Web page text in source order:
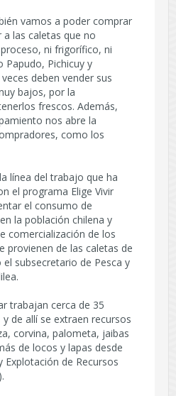
vamos a poder comprar
las caletas que no
ni frigorífico, ni
Pichicuy y
deben vender sus
bajos, por la
frescos. Además,
nos abre la
como los
línea del trabajo que ha
el programa Elige Vivir
el consumo de
la población chilena y
comercialización de los
provienen de las caletas de
subsecretario de Pesca y
trabajan cerca de 35
de allí se extraen recursos
corvina, palometa, jaibas
de locos y lapas desde
Explotación de Recursos